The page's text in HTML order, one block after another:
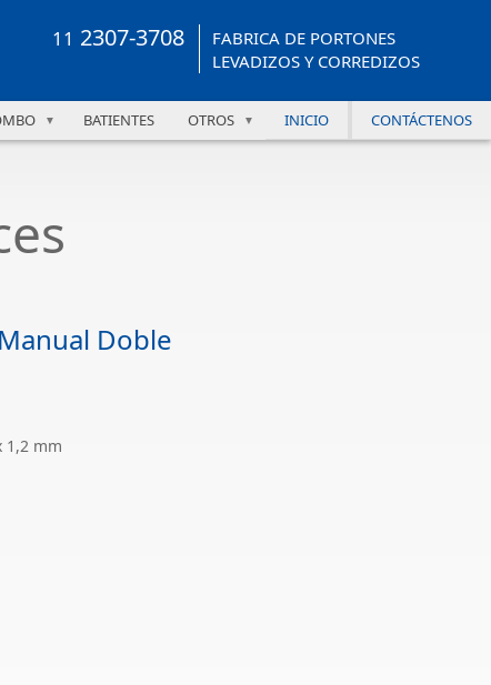
11 2307-3708
FABRICA DE PORTONES
LEVADIZOS Y CORREDIZOS
▼ BATIENTES OTROS ▼ INICIO CONTÁCTENOS
Doble
1,2 mm